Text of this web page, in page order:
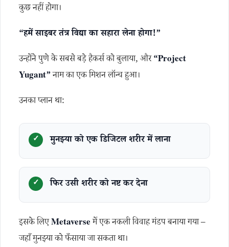
कुछ नहीं होगा।
“हमें साइबर तंत्र विद्या का सहारा लेना होगा!”
उन्होंने पुणे के सबसे बड़े हैकर्स को बुलाया, और“Project
Yugant”नाम का एक मिशन लॉन्च हुआ।
उनका प्लान था:
मुनझ्या को एक डिजिटल शरीर में लाना
फिर उसी शरीर को नष्ट कर देना
इसके लिएMetaverseमें एक नकली विवाह मंडप बनाया गया –
जहाँ मुनझ्या को फँसाया जा सकता था।